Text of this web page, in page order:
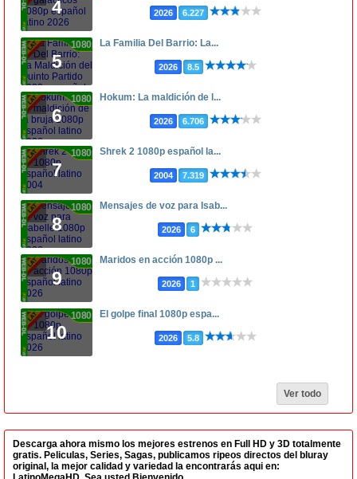
4 2026 6.227
5
1080p La Familia Del Barrio: La...
2026 8.5
6
1080p Hokum: La maldición de l...
2026 6.706
7
1080p Shrek 2 1080p español la...
2004 7.319
8
1080p Mensajes de voz para Isab...
2026 6
9
1080p Maridos en acción 1080p ...
2026 1
10
1080p El golpe final 1080p espa...
2026 5.8
Ver todo
Descarga ahora mismo los mejores estrenos en Full HD y 3D totalmente
gratis. Peliculas, Series, Sagas, publicamos ripeos directos del bluray
original, la mejor calidad y variedad la encontrarás aqui en: